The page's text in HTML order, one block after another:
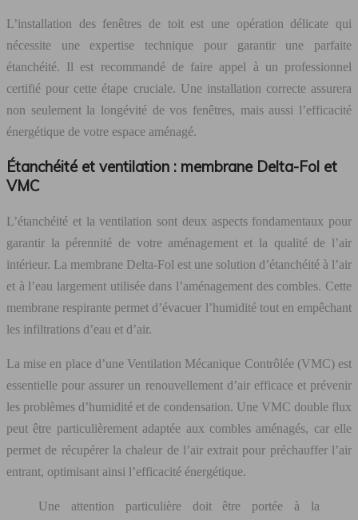
L’installation des fenêtres de toit est une opération délicate qui
nécessite une expertise technique pour garantir une parfaite
étanchéité. Il est recommandé de faire appel à un professionnel
certifié pour cette étape cruciale. Une installation correcte assurera
non seulement la longévité de vos fenêtres, mais aussi l’efficacité
énergétique de votre espace aménagé.
Étanchéité et ventilation : membrane Delta-Fol et
VMC
L’étanchéité et la ventilation sont deux aspects fondamentaux pour
garantir la pérennité de votre aménagement et la qualité de l’air
intérieur. La membrane Delta-Fol est une solution d’étanchéité à l’air
et à l’eau largement utilisée dans l’aménagement des combles. Cette
membrane respirante permet d’évacuer l’humidité tout en empêchant
les infiltrations d’eau et d’air.
La mise en place d’une Ventilation Mécanique Contrôlée (VMC) est
essentielle pour assurer un renouvellement d’air efficace et prévenir
les problèmes d’humidité et de condensation. Une VMC double flux
peut être particulièrement adaptée aux combles aménagés, car elle
permet de récupérer la chaleur de l’air extrait pour préchauffer l’air
entrant, optimisant ainsi l’efficacité énergétique.
Une attention particulière doit être portée à la